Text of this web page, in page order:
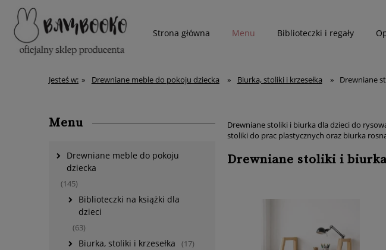
Strona główna Menu Biblioteczki i regały
Jesteś w: » Drewniane meble do pokoju dziecka » Biurka, stoliki i krzesełka » Drewniane
Menu
Drewniane meble do pokoju
dziecka
(145)
Biblioteczki na książki dla
dzieci
(63)
Biurka, stoliki i krzesełka (17)
Drewniane stoliki i biurka dla dzieci do
stoliki do prac plastycznych oraz biurka
Drewniane stoliki i